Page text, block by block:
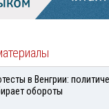
в Венгрии:
обороты